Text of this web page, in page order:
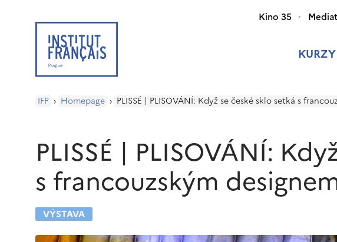
Kino 35
IFP › Homepage › PLISSÉ | PLISOVÁNÍ: Když se české sklo setká s
PLISSÉ | PLISOVÁNÍ:
s francouzským
VÝSTAVA